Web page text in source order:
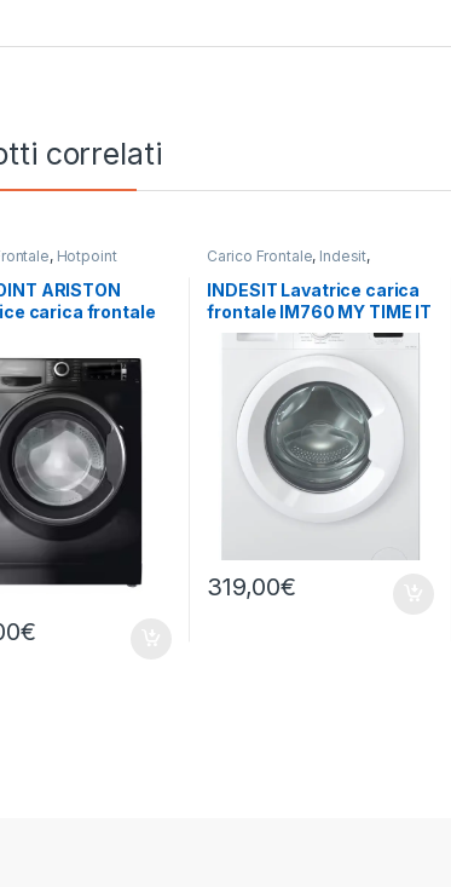
correlati
, Hotpoint
Libera
ARISTON
carica frontale
€
Carico Frontale, Indesit,
INDESIT Lavatrice carica
frontale IM760 MY TIME IT
– LAVATRICE 7KG 1000
319,00€